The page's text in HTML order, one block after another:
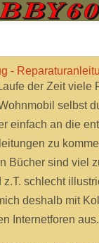
-
der Zeit viele
selbst
einfach an die
zu
Bücher sind viel
schlecht
deshalb mit
Internetforen aus.